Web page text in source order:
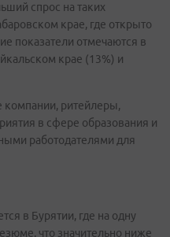
спрос на таких
крае, где открыто
показатели отмечаются в
крае (13%) и
ритейлеры,
в сфере образования и
работодателями для
в Бурятии, где на одну
что значительно ниже